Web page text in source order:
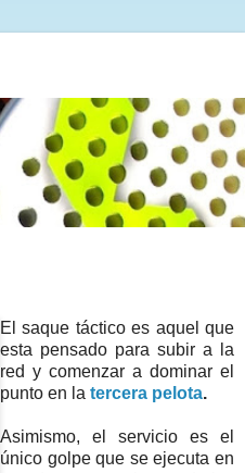
El saque táctico es aquel que
esta pensado para subir a la
red y comenzar a dominar el
punto en la tercera pelota.
Asimismo, el servicio es el
único golpe que se ejecuta en